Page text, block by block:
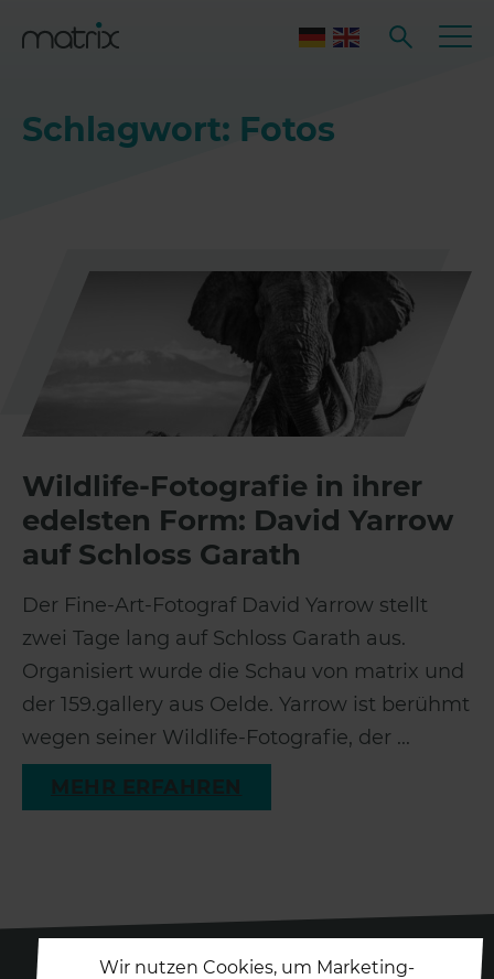
Schlagwort: Fotos
Wildlife-Fotografie in ihrer
edelsten Form: David Yarrow
auf Schloss Garath
Der Fine-Art-Fotograf David Yarrow stellt
zwei Tage lang auf Schloss Garath aus.
Organisiert wurde die Schau von matrix und
der 159.gallery aus Oelde. Yarrow ist berühmt
wegen seiner Wildlife-Fotografie, der ...
Wir nutzen Cookies, um Marketing-